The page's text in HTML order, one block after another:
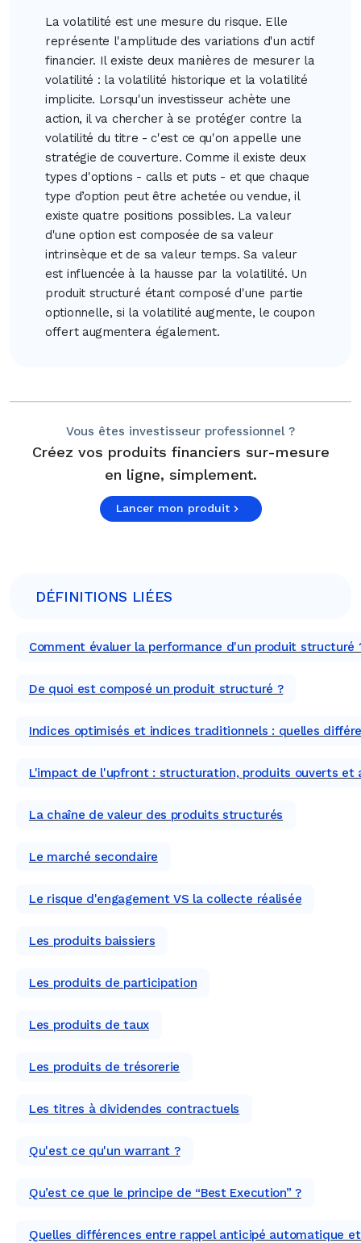
La volatilité est une mesure du risque. Elle
représente l'amplitude des variations d'un actif
financier. Il existe deux manières de mesurer la
volatilité : la volatilité historique et la volatilité
implicite. Lorsqu'un investisseur achète une
action, il va chercher à se protéger contre la
volatilité du titre - c'est ce qu'on appelle une
stratégie de couverture. Comme il existe deux
types d'options - calls et puts - et que chaque
type d’option peut être achetée ou vendue, il
existe quatre positions possibles. La valeur
d'une option est composée de sa valeur
intrinsèque et de sa valeur temps. Sa valeur
est influencée à la hausse par la volatilité. Un
produit structuré étant composé d'une partie
optionnelle, si la volatilité augmente, le coupon
offert augmentera également.
Vous êtes investisseur professionnel ?
Créez vos produits financiers sur-mesure
en ligne, simplement.
Lancer mon produit
DÉFINITIONS LIÉES
Comment évaluer la performance d'un produit structuré
De quoi est composé un produit structuré ?
Indices optimisés et indices traditionnels : quelles
L'impact de l'upfront : structuration, produits ouverts et
La chaîne de valeur des produits structurés
Le marché secondaire
Le risque d'engagement VS la collecte réalisée
Les produits baissiers
Les produits de participation
Les produits de taux
Les produits de trésorerie
Les titres à dividendes contractuels
Qu'est ce qu'un warrant ?
Qu’est ce que le principe de “Best Execution” ?
Quelles différences entre rappel anticipé automatique